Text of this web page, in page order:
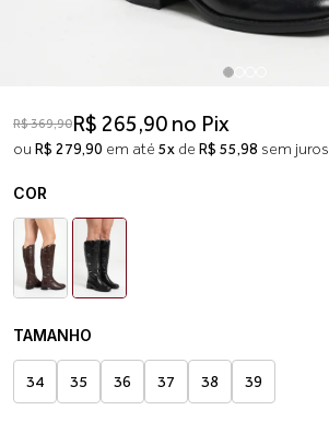
R$ 369,90R$ 265,90 no Pix
ou R$ 279,90 em até 5x de R$ 55,98 sem juros
COR
TAMANHO
34 35 36 37 38 39